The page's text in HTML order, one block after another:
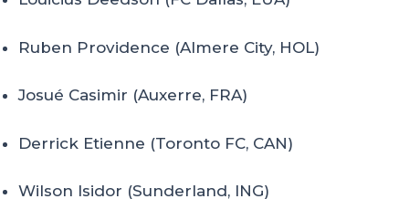
Ruben Providence (Almere City, HOL)
Josué Casimir (Auxerre, FRA)
Derrick Etienne (Toronto FC, CAN)
Wilson Isidor (Sunderland, ING)